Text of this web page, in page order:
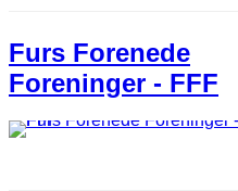
Furs Forenede
Foreninger - FFF